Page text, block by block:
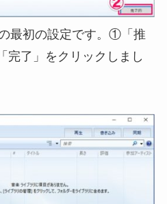
最初の設定です。①「推
了」をクリックしまし